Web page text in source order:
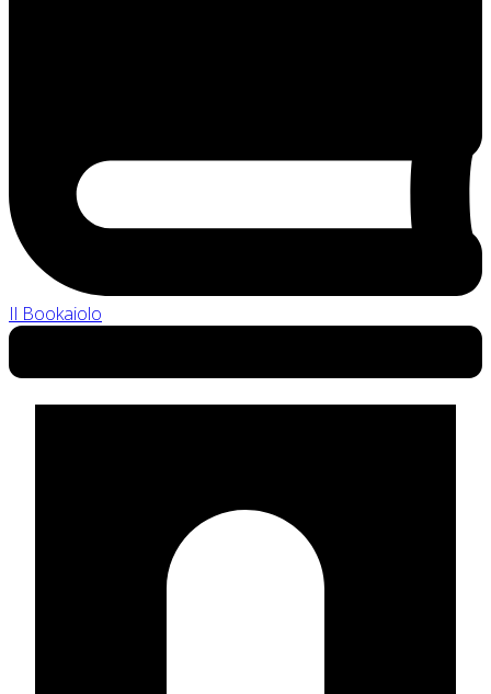
Il Bookaiolo